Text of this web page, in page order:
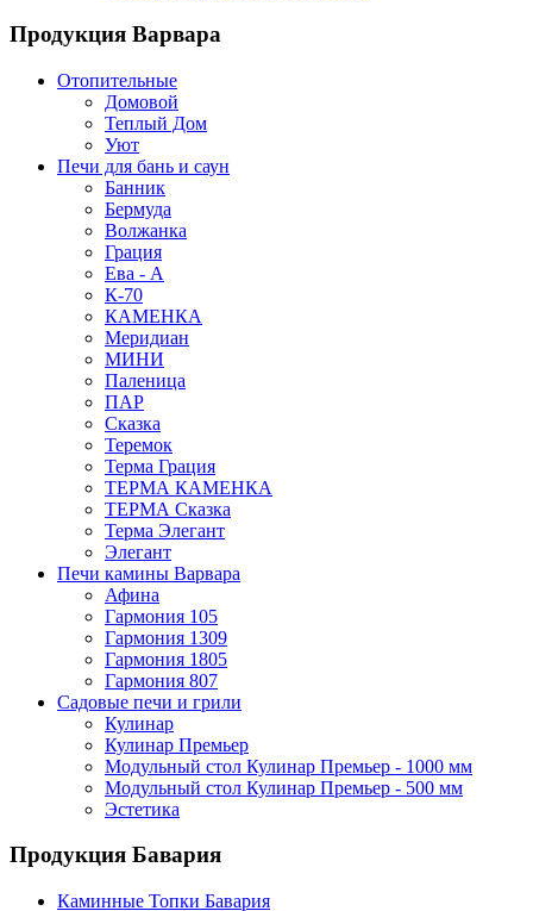
Продукция Варвара
Отопительные
Домовой
Теплый Дом
Уют
Печи для бань и саун
Банник
Бермуда
Волжанка
Грация
Ева - А
К-70
КАМЕНКА
Меридиан
МИНИ
Паленица
ПАР
Сказка
Теремок
Терма Грация
ТЕРМА КАМЕНКА
ТЕРМА Сказка
Терма Элегант
Элегант
Печи камины Варвара
Афина
Гармония 105
Гармония 1309
Гармония 1805
Гармония 807
Садовые печи и грили
Кулинар
Кулинар Премьер
Модульный стол Кулинар Премьер - 1000 мм
Модульный стол Кулинар Премьер - 500 мм
Эстетика
Продукция Бавария
Каминные Топки Бавария